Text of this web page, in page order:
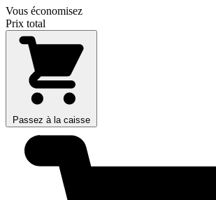
Vous économisez
Prix total
Passez à la caisse